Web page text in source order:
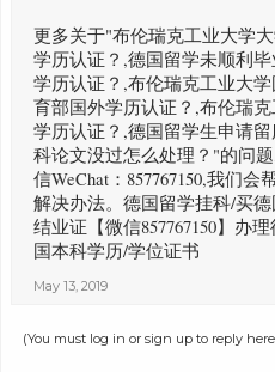
更多关于"布伦瑞克工业大学
学历认证？,德国留学未顺利毕
学历认证？,布伦瑞克工业大
育部国外学历认证？,布伦瑞
学历认证？,德国留学生申请
科论文没过怎么处理？"的问
信WeChat：857767150,我们
解决办法。德国留学挂科/买
结业证【微信857767150】办
国本科学历/学位证书
May 13, 2019
(You must log in or sign up to reply